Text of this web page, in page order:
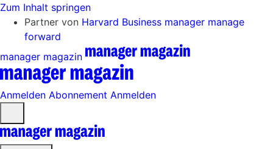
Zum Inhalt springen
Partner von Harvard Business manager manage
forward
manager magazin
Anmelden Abonnement Anmelden
öffnen